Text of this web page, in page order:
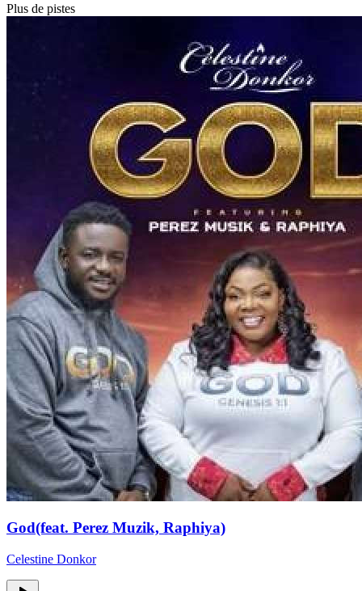
Plus de pistes
God(feat. Perez Muzik, Raphiya)
Celestine Donkor